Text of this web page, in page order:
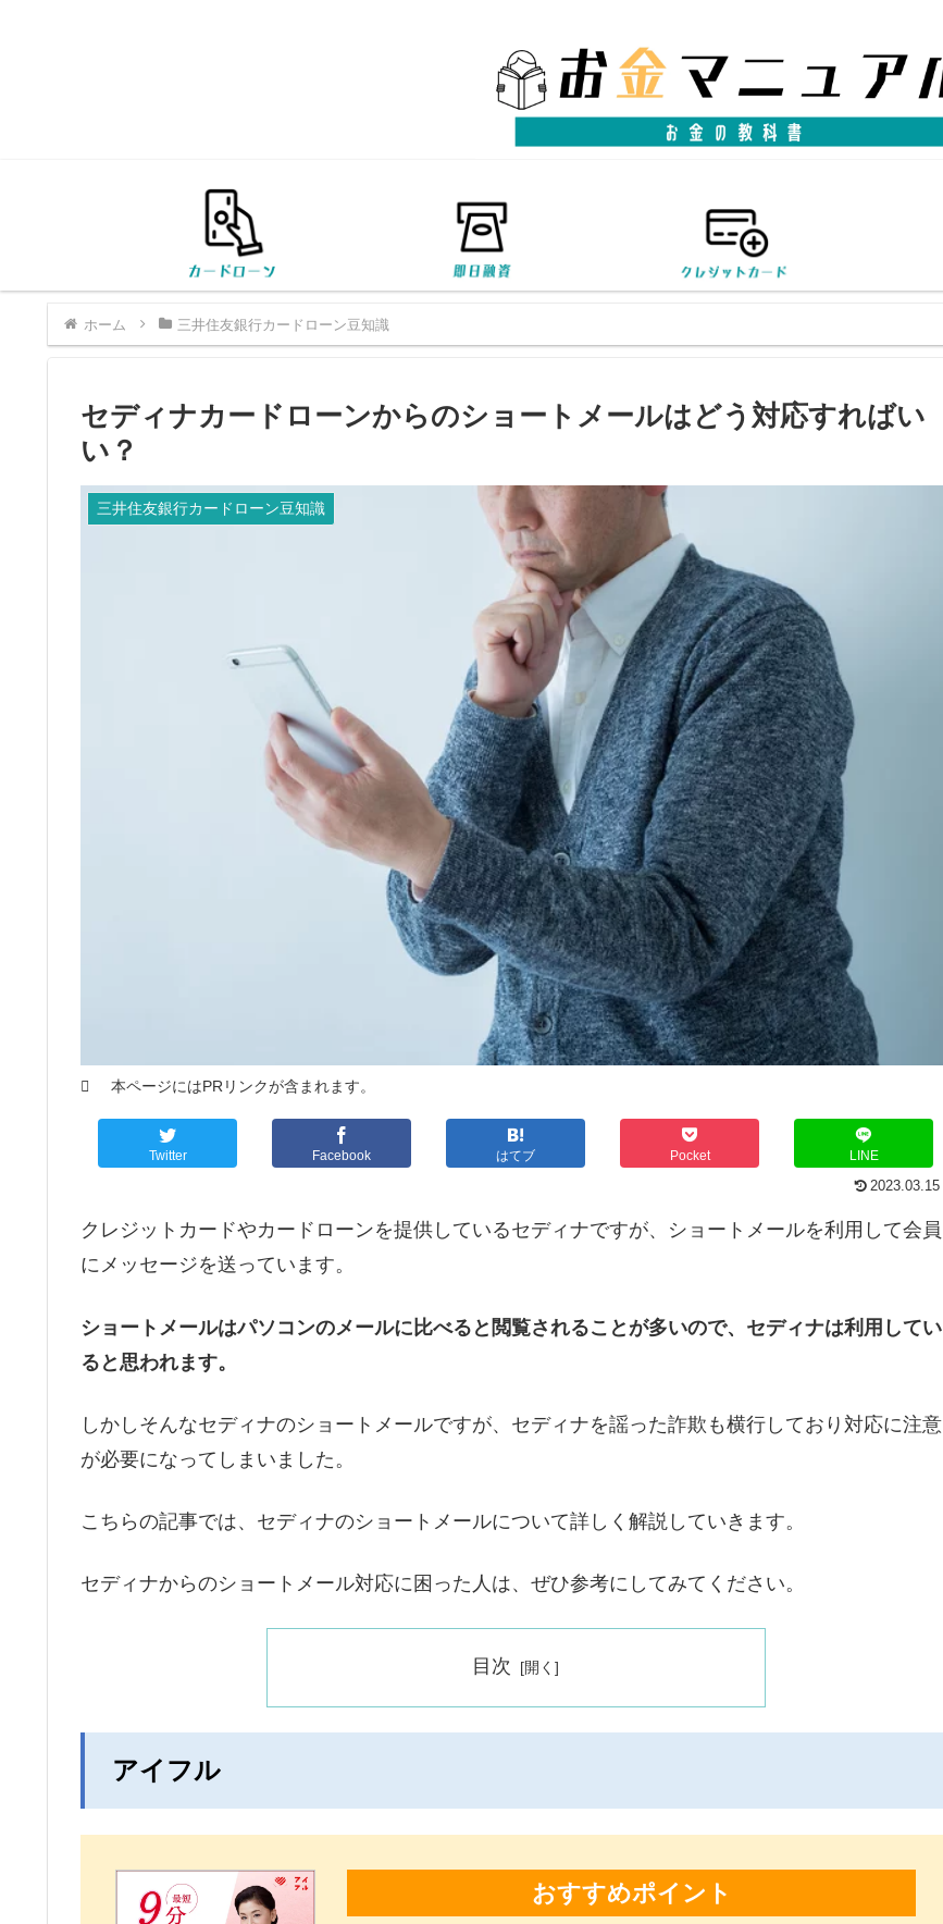
ホーム 三井住友銀行カードローン豆知識
セディナカードローンからのショートメールはどう対応すればい
い？
本ページにはPRリンクが含まれます。
三井住友銀行カードローン豆知識
Twitter Facebook はてブ Pocket LINE
2023.03.15
クレジットカードやカードローンを提供しているセディナですが、ショートメールを利用して会員
にメッセージを送っています。
ショートメールはパソコンのメールに比べると閲覧されることが多いので、セディナは利用してい
ると思われます。
しかしそんなセディナのショートメールですが、セディナを謡った詐欺も横行しており対応に注意
が必要になってしまいました。
こちらの記事では、セディナのショートメールについて詳しく解説していきます。
セディナからのショートメール対応に困った人は、ぜひ参考にしてみてください。
目次
アイフル
おすすめポイント